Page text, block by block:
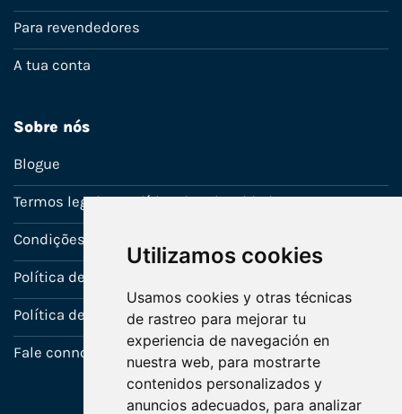
Utilizamos cookies
Usamos cookies y otras técnicas
de rastreo para mejorar tu
experiencia de navegación en
nuestra web, para mostrarte
contenidos personalizados y
anuncios adecuados, para analizar
Para revendedores
A tua conta
Sobre nós
Blogue
Termos legais e política de privacidade
Condições de venda
Política de Garantia
Política de utilização de cookies
Fale connosco